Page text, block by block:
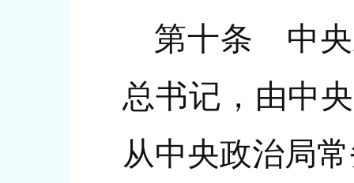
第十条 中央
总书记，由中
从中央政治局